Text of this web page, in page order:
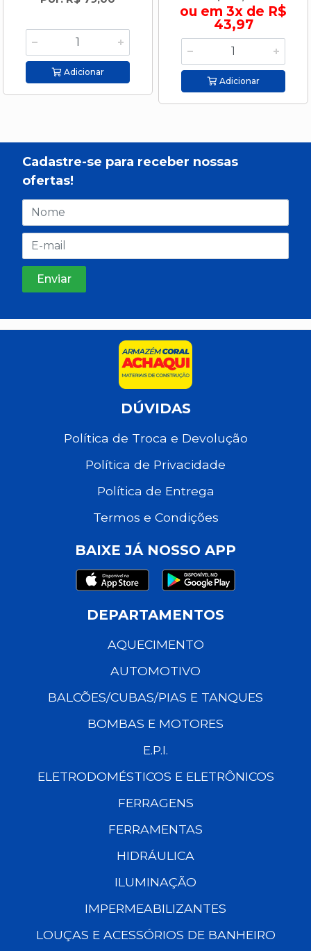
Adicionar
ou em 3x de R$
43,97
Adicionar
Cadastre-se para receber nossas
ofertas!
DÚVIDAS
Política de Troca e Devolução
Política de Privacidade
Política de Entrega
Termos e Condições
BAIXE JÁ NOSSO APP
DEPARTAMENTOS
AQUECIMENTO
AUTOMOTIVO
BALCÕES/CUBAS/PIAS E TANQUES
BOMBAS E MOTORES
E.P.I.
ELETRODOMÉSTICOS E ELETRÔNICOS
FERRAGENS
FERRAMENTAS
HIDRÁULICA
ILUMINAÇÃO
IMPERMEABILIZANTES
LOUÇAS E ACESSÓRIOS DE BANHEIRO